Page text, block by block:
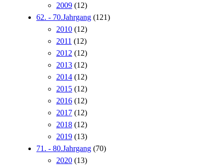
2009 (12)
62. - 70.Jahrgang (121)
2010 (12)
2011 (12)
2012 (12)
2013 (12)
2014 (12)
2015 (12)
2016 (12)
2017 (12)
2018 (12)
2019 (13)
71. - 80.Jahrgang (70)
2020 (13)